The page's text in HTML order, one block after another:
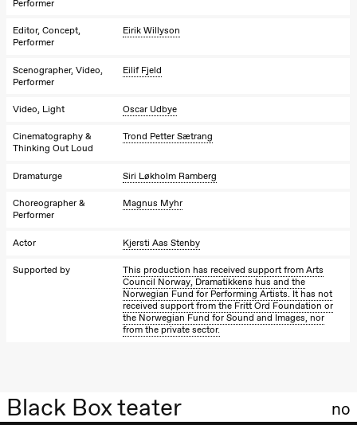
The Elsa
Hausmania
Sunday, 29 November
The Elsa
Project
Hausmania
Black Box teater no
Performer
Editor, Concept,
Performer
Eirik Willyson
Scenographer, Video,
Performer
Eilif Fjeld
Video, Light Oscar Udbye
Cinematography &
Thinking Out Loud
Trond Petter Sætrang
Dramaturge Siri Løkholm Ramberg
Choreographer &
Performer
Magnus Myhr
Actor Kjersti Aas Stenby
Supported by
This production has received support from Arts
Council Norway, Dramatikkens hus and the
Norwegian Fund for Performing Artists. It has not
received support from the Fritt Ord Foundation or
the Norwegian Fund for Sound and Images, nor
from the private sector.